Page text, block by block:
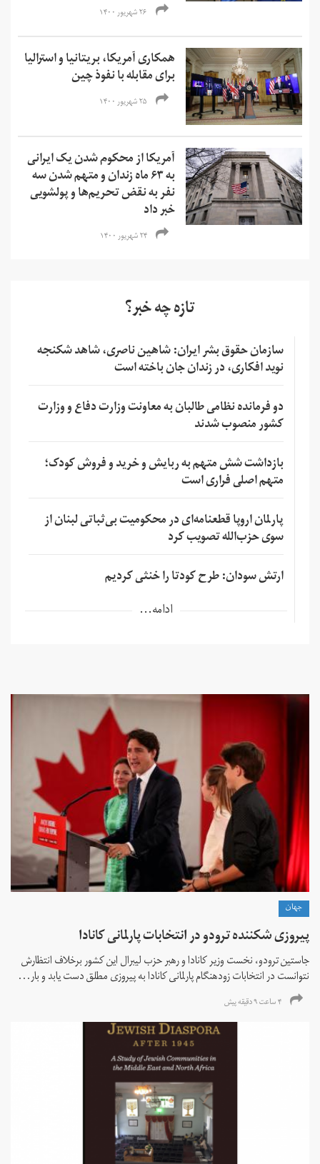
۲۶ شهریور ۱۴۰۰
همکاری آمریکا، بریتانیا و استرالیا
برای مقابله با نفوذ چین
۲۵ شهریور ۱۴۰۰
آمریکا از محکوم شدن یک ایرانی
به ۶۳ ماه زندان و متهم شدن سه
نفر به نقض تحریم‌ها و‌ پولشویی
خبر داد
۲۴ شهریور ۱۴۰۰
تازه چه خبر؟
سازمان حقوق بشر ایران: شاهین ناصری، شاهد شکنجه
نوید افکاری، در زندان جان باخته است
دو فرمانده نظامی طالبان به معاونت وزارت دفاع و وزارت
کشور منصوب شدند
بازداشت شش متهم به ربایش و خرید و فروش کودک؛
متهم اصلی فراری است
پارلمان اروپا قطعنامه‌ای در محکومیت بی‌ثباتی لبنان از
سوی حزب‌الله تصویب کرد
ارتش سودان: طرح کودتا را خنثی کردیم
ادامه...
جهان
پیروزی شکننده ترودو در انتخابات پارلمانی کانادا
جاستین ترودو، نخست وزیر کانادا و رهبر حزب لیبرال این کشور برخلاف انتظارش
نتوانست در انتخابات زود‌هنگام پارلمانی کانادا به پیروزی مطلق دست یابد و بار...
۴ ساعت ۹ دقیقه پیش